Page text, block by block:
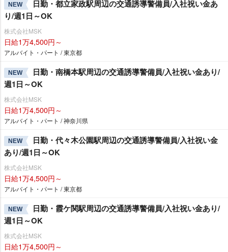
NEW
日勤・都立家政駅周辺の交通誘導警備員/入社祝い金あ
り/週1日～OK
株式会社MSK
日給1万4,500円～
アルバイト・パート / 東京都
NEW
日勤・南橋本駅周辺の交通誘導警備員/入社祝い金あり/
週1日～OK
株式会社MSK
日給1万4,500円～
アルバイト・パート / 神奈川県
NEW
日勤・代々木公園駅周辺の交通誘導警備員/入社祝い金
あり/週1日～OK
株式会社MSK
日給1万4,500円～
アルバイト・パート / 東京都
NEW
日勤・霞ケ関駅周辺の交通誘導警備員/入社祝い金あり/
週1日～OK
株式会社MSK
日給1万4,500円～